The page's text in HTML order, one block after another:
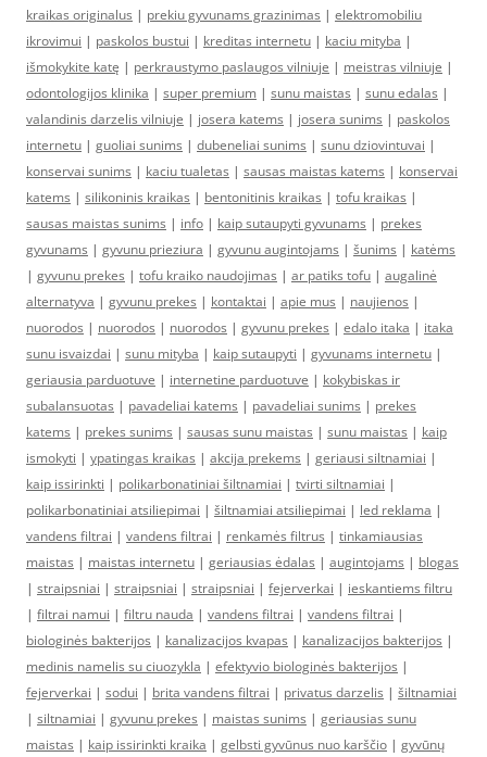
kraikas originalus | prekiu gyvunams grazinimas | elektromobiliu
ikrovimui | paskolos bustui | kreditas internetu | kaciu mityba |
išmokykite katę | perkraustymo paslaugos vilniuje | meistras vilniuje |
odontologijos klinika | super premium | sunu maistas | sunu edalas |
valandinis darzelis vilniuje | josera katems | josera sunims | paskolos
internetu | guoliai sunims | dubeneliai sunims | sunu dziovintuvai |
konservai sunims | kaciu tualetas | sausas maistas katems | konservai
katems | silikoninis kraikas | bentonitinis kraikas | tofu kraikas |
sausas maistas sunims | info | kaip sutaupyti gyvunams | prekes
gyvunams | gyvunu prieziura | gyvunu augintojams | šunims | katėms
| gyvunu prekes | tofu kraiko naudojimas | ar patiks tofu | augalinė
alternatyva | gyvunu prekes | kontaktai | apie mus | naujienos |
nuorodos | nuorodos | nuorodos | gyvunu prekes | edalo itaka | itaka
sunu isvaizdai | sunu mityba | kaip sutaupyti | gyvunams internetu |
geriausia parduotuve | internetine parduotuve | kokybiskas ir
subalansuotas | pavadeliai katems | pavadeliai sunims | prekes
katems | prekes sunims | sausas sunu maistas | sunu maistas | kaip
ismokyti | ypatingas kraikas | akcija prekems | geriausi siltnamiai |
kaip issirinkti | polikarbonatiniai šiltnamiai | tvirti siltnamiai |
polikarbonatiniai atsiliepimai | šiltnamiai atsiliepimai | led reklama |
vandens filtrai | vandens filtrai | renkamės filtrus | tinkamiausias
maistas | maistas internetu | geriausias ėdalas | augintojams | blogas
| straipsniai | straipsniai | straipsniai | fejerverkai | ieskantiems filtru
| filtrai namui | filtru nauda | vandens filtrai | vandens filtrai |
biologinės bakterijos | kanalizacijos kvapas | kanalizacijos bakterijos |
medinis namelis su ciuozykla | efektyvio biologinės bakterijos |
fejerverkai | sodui | brita vandens filtrai | privatus darzelis | šiltnamiai
| siltnamiai | gyvunu prekes | maistas sunims | geriausias sunu
maistas | kaip issirinkti kraika | gelbsti gyvūnus nuo karščio | gyvūnų